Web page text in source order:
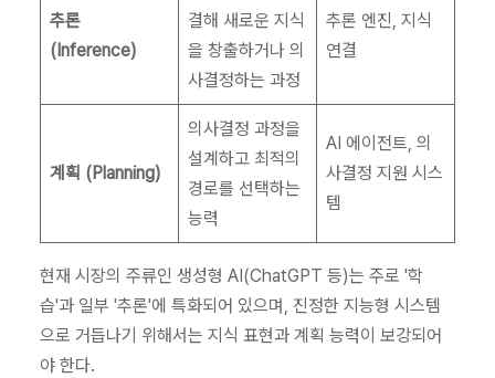
추론
(Inference)
결해 새로운 지식
을 창출하거나 의
사결정하는 과정
추론 엔진, 지식
연결
계획 (Planning)
의사결정 과정을
설계하고 최적의
경로를 선택하는
능력
AI 에이전트, 의
사결정 지원 시스
템
현재 시장의 주류인 생성형 AI(ChatGPT 등)는 주로 '학
습'과 일부 '추론'에 특화되어 있으며, 진정한 지능형 시스템
으로 거듭나기 위해서는 지식 표현과 계획 능력이 보강되어
야 한다.